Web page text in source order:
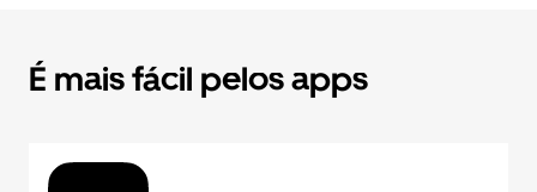
É mais fácil pelos apps